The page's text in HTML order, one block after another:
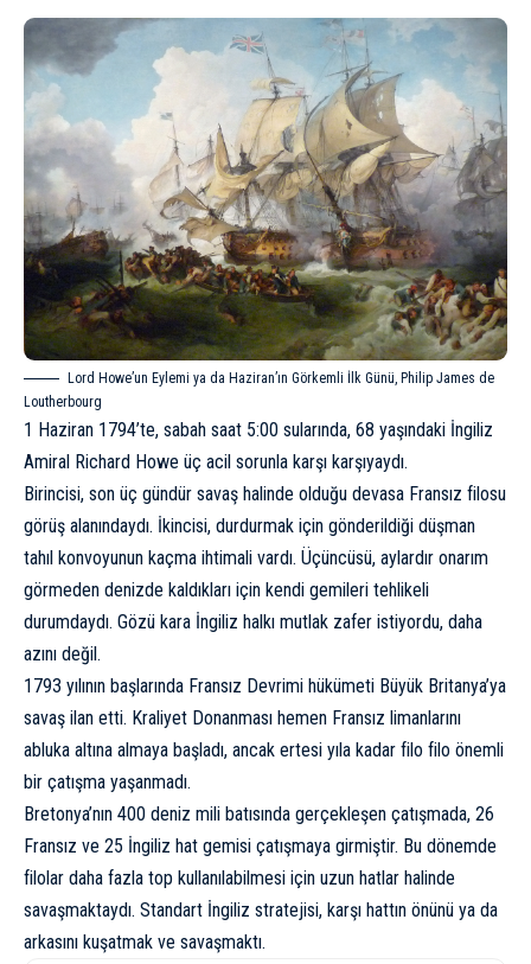
Lord Howe’un Eylemi ya da Haziran’ın Görkemli İlk Günü, Philip James de
Loutherbourg
1 Haziran 1794’te, sabah saat 5:00 sularında, 68 yaşındaki İngiliz
Amiral Richard Howe üç acil sorunla karşı karşıyaydı.
Birincisi, son üç gündür savaş halinde olduğu devasa Fransız filosu
görüş alanındaydı. İkincisi, durdurmak için gönderildiği düşman
tahıl konvoyunun kaçma ihtimali vardı. Üçüncüsü, aylardır onarım
görmeden denizde kaldıkları için kendi gemileri tehlikeli
durumdaydı. Gözü kara İngiliz halkı mutlak zafer istiyordu, daha
azını değil.
1793 yılının başlarında Fransız Devrimi hükümeti Büyük Britanya’ya
savaş ilan etti. Kraliyet Donanması hemen Fransız limanlarını
abluka altına almaya başladı, ancak ertesi yıla kadar filo filo önemli
bir çatışma yaşanmadı.
Bretonya’nın 400 deniz mili batısında gerçekleşen çatışmada, 26
Fransız ve 25 İngiliz hat gemisi çatışmaya girmiştir. Bu dönemde
filolar daha fazla top kullanılabilmesi için uzun hatlar halinde
savaşmaktaydı. Standart İngiliz stratejisi, karşı hattın önünü ya da
arkasını kuşatmak ve savaşmaktı.